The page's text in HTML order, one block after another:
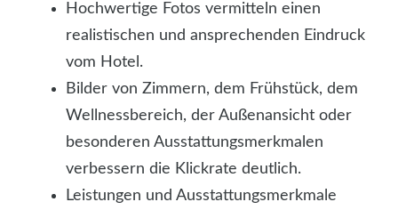
Hochwertige Fotos vermitteln einen
realistischen und ansprechenden Eindruck
vom Hotel.
Bilder von Zimmern, dem Frühstück, dem
Wellnessbereich, der Außenansicht oder
besonderen Ausstattungsmerkmalen
verbessern die Klickrate deutlich.
Leistungen und Ausstattungsmerkmale